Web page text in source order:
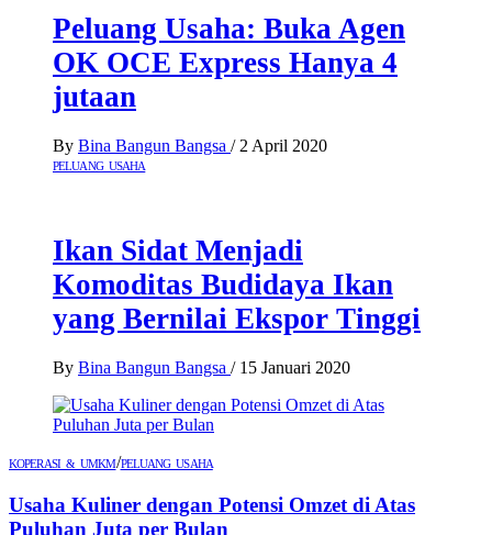
Peluang Usaha: Buka Agen
OK OCE Express Hanya 4
jutaan
By Bina Bangun Bangsa / 2 April 2020
PELUANG USAHA
Ikan Sidat Menjadi
Komoditas Budidaya Ikan
yang Bernilai Ekspor Tinggi
By Bina Bangun Bangsa / 15 Januari 2020
KOPERASI & UMKM/PELUANG USAHA
Usaha Kuliner dengan Potensi Omzet di Atas
Puluhan Juta per Bulan